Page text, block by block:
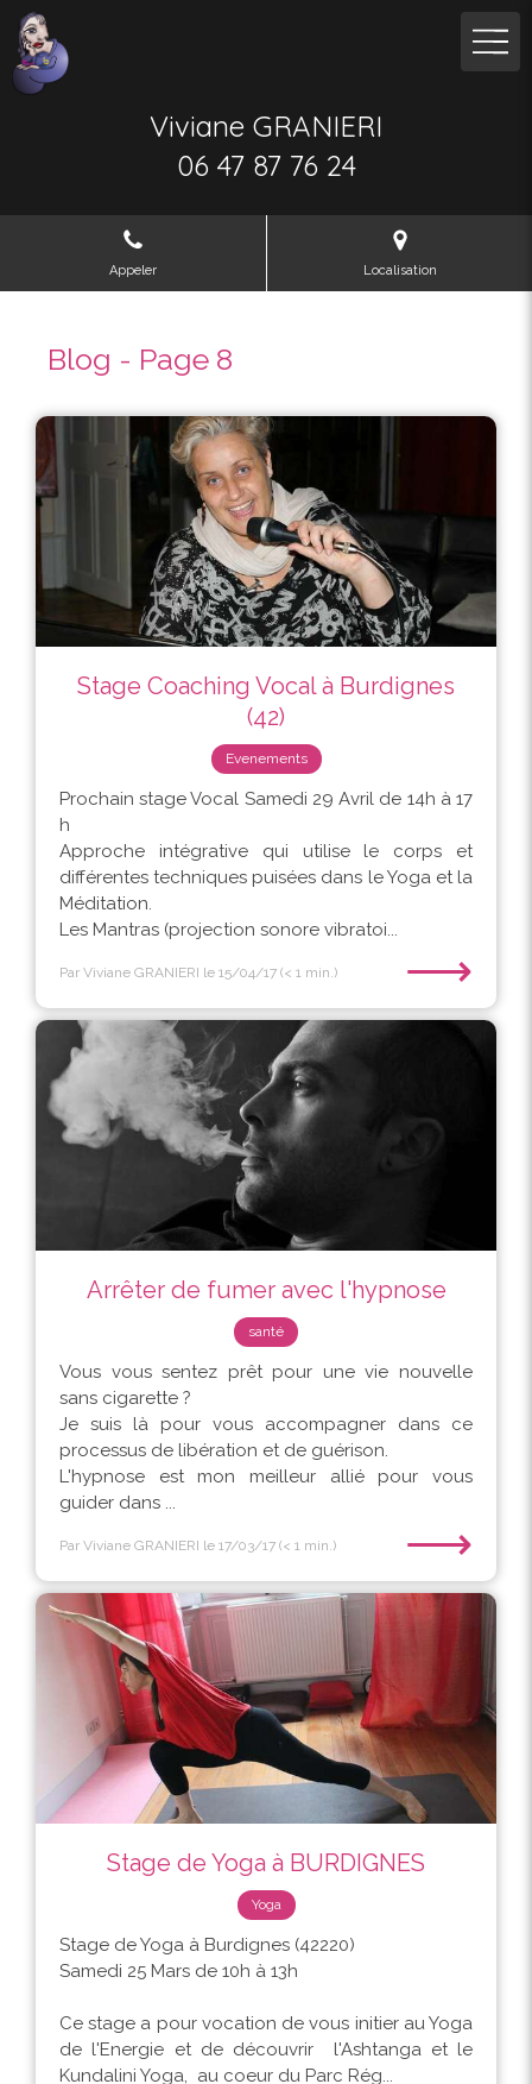
Viviane GRANIERI
06 47 87 76 24
Appeler Localisation
Blog - Page 8
Stage Coaching Vocal à Burdignes
(42)
Evenements
Prochain stage Vocal Samedi 29 Avril de 14h à 17
h
Approche intégrative qui utilise le corps et
différentes techniques puisées dans le Yoga et la
Méditation.
Les Mantras (projection sonore vibratoi...
Par Viviane GRANIERI le 15/04/17 (< 1 min.) ⟶
Arrêter de fumer avec l'hypnose
santé
Vous vous sentez prêt pour une vie nouvelle
sans cigarette ?
Je suis là pour vous accompagner dans ce
processus de libération et de guérison.
L'hypnose est mon meilleur allié pour vous
guider dans ...
Par Viviane GRANIERI le 17/03/17 (< 1 min.) ⟶
Stage de Yoga à BURDIGNES
Yoga
Stage de Yoga à Burdignes (42220)
Samedi 25 Mars de 10h à 13h
Ce stage a pour vocation de vous initier au Yoga
de l'Energie et de découvrir l'Ashtanga et le
Kundalini Yoga, au coeur du Parc Rég...